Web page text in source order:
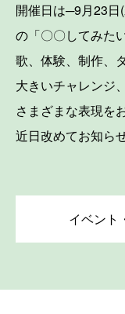
開催日は─9月23日
の「〇〇してみた
歌、体験、制作、
大きいチャレンジ
さまざまな表現を
近日改めてお知ら
イベント